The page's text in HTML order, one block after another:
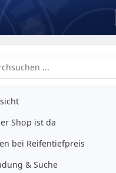
Shop ist da
bei Reifentiefpreis
& Suche